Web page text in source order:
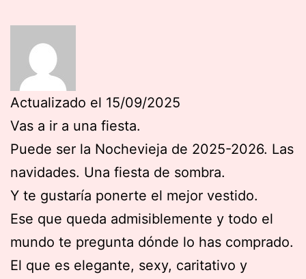
Actualizado el 15/09/2025
Vas a ir a una fiesta.
Puede ser la Nochevieja de 2025-2026. Las
navidades. Una fiesta de sombra.
Y te gustaría ponerte el mejor vestido.
Ese que queda admisiblemente y todo el
mundo te pregunta dónde lo has comprado.
El que es elegante, sexy, caritativo y